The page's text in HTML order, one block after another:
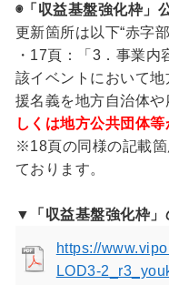
◉「収益基盤強化枠」
更新箇所は以下“赤字
・17頁：「3．事業
該イベントにおいて
援名義を地方自治体や
しくは地方公共団体
※18頁の同様の記載
ております。
▼「収益基盤強化枠」
https://
LOD3-